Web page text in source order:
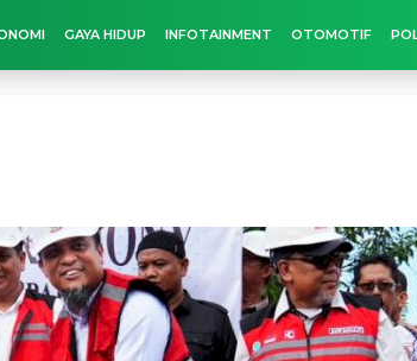
GAYA HIDUP INFOTAINMENT OTOMOTIF